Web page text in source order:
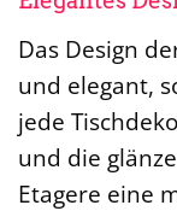
Das Design
und elegant,
jede
und die
Etagere eine